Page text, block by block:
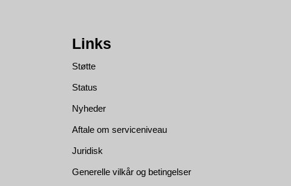
Links
Støtte
Status
Nyheder
Aftale om serviceniveau
Juridisk
Generelle vilkår og betingelser